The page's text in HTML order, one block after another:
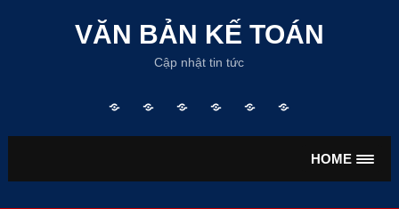
content
VĂN BẢN KẾ TOÁN
Cập nhật tin tức
chủ
VẤN
BẢN
BẢN
LƯƠNGHIỂM
HOME